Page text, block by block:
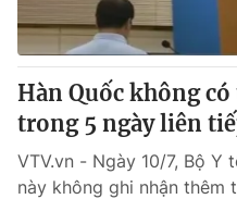
Hàn Quốc không
trong 5 ngày liên
VTV.vn - Ngày 10/7, Bộ Y
này không ghi nhận thêm